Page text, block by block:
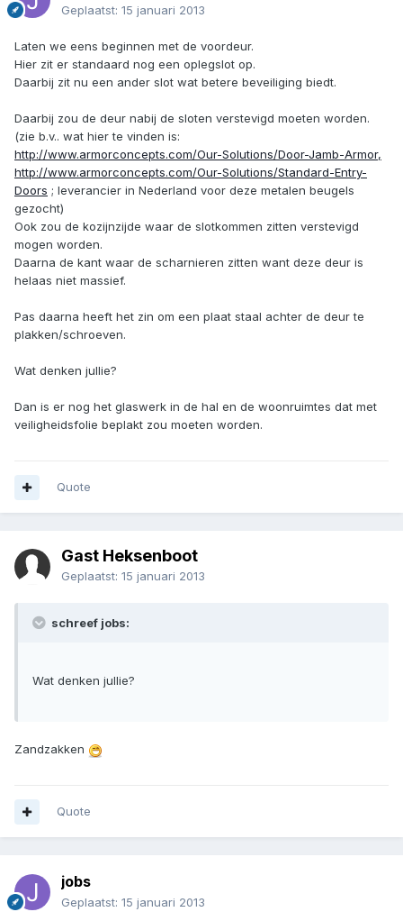
Geplaatst: 15 januari 2013
Laten we eens beginnen met de voordeur.
Hier zit er standaard nog een oplegslot op.
Daarbij zit nu een ander slot wat betere beveiliging biedt.
Daarbij zou de deur nabij de sloten verstevigd moeten worden.
(zie b.v.. wat hier te vinden is:
http://www.armorconcepts.com/Our-Solutions/Door-Jamb-Armor,
http://www.armorconcepts.com/Our-Solutions/Standard-Entry-
Doors ; leverancier in Nederland voor deze metalen beugels
gezocht)
Ook zou de kozijnzijde waar de slotkommen zitten verstevigd
mogen worden.
Daarna de kant waar de scharnieren zitten want deze deur is
helaas niet massief.
Pas daarna heeft het zin om een plaat staal achter de deur te
plakken/schroeven.
Wat denken jullie?
Dan is er nog het glaswerk in de hal en de woonruimtes dat met
veiligheidsfolie beplakt zou moeten worden.
Quote
Gast Heksenboot
Geplaatst: 15 januari 2013
schreef jobs:
Wat denken jullie?
Zandzakken
Quote
jobs
Geplaatst: 15 januari 2013